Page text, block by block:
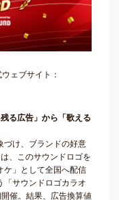
ェブサイト：
る広告」から「歌える
づけ、ブランドの好意
、このサウンドロゴを
ケ」として全国へ配信
「サウンドロゴカラオ
催。結果、広告換算値